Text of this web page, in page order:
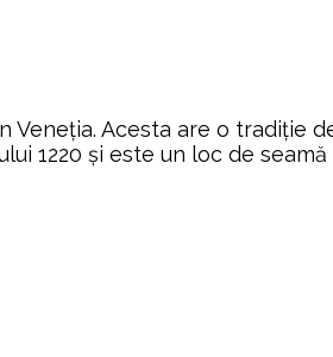
Veneția. Acesta are o tradiție
1220 și este un loc de seamă